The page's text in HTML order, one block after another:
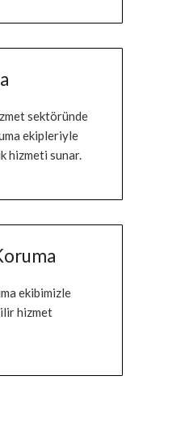
sektöründe
ekipleriyle
hizmeti sunar.
ekibimizle
hizmet